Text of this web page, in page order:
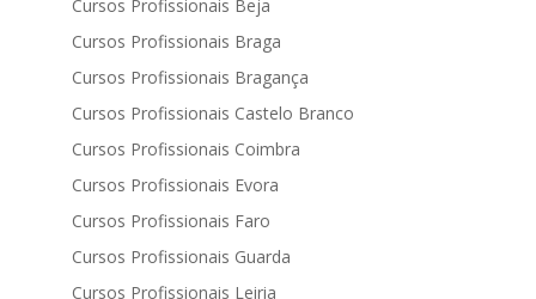
Cursos Profissionais Beja
Cursos Profissionais Braga
Cursos Profissionais Bragança
Cursos Profissionais Castelo Branco
Cursos Profissionais Coimbra
Cursos Profissionais Evora
Cursos Profissionais Faro
Cursos Profissionais Guarda
Cursos Profissionais Leiria